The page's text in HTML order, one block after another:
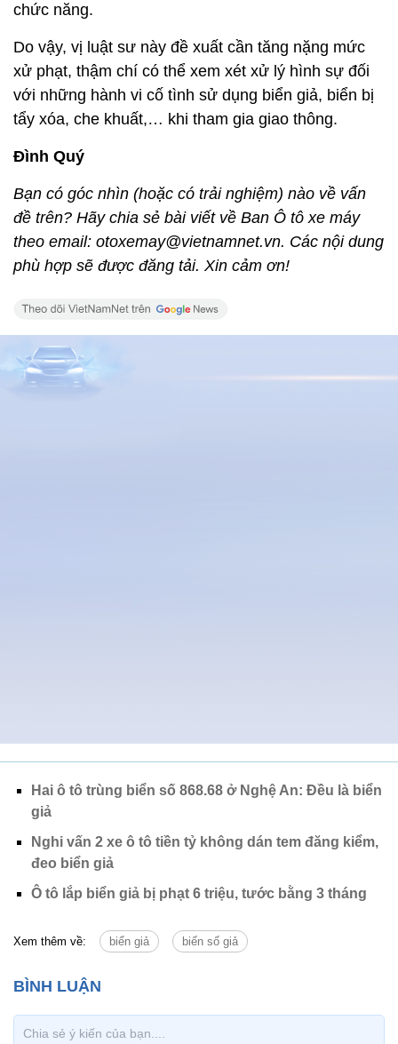
chức năng.
Do vậy, vị luật sư này đề xuất cần tăng nặng mức
xử phạt, thậm chí có thể xem xét xử lý hình sự đối
với những hành vi cố tình sử dụng biển giả, biển bị
tẩy xóa, che khuất,… khi tham gia giao thông.
Đình Quý
Bạn có góc nhìn (hoặc có trải nghiệm) nào về vấn
đề trên? Hãy chia sẻ bài viết về Ban Ô tô xe máy
theo email: otoxemay@vietnamnet.vn. Các nội dung
phù hợp sẽ được đăng tải. Xin cảm ơn!
Hai ô tô trùng biển số 868.68 ở Nghệ An: Đều là biển
giả
Nghi vấn 2 xe ô tô tiền tỷ không dán tem đăng kiểm,
đeo biển giả
Ô tô lắp biển giả bị phạt 6 triệu, tước bằng 3 tháng
Xem thêm về: biển giả biến số giả